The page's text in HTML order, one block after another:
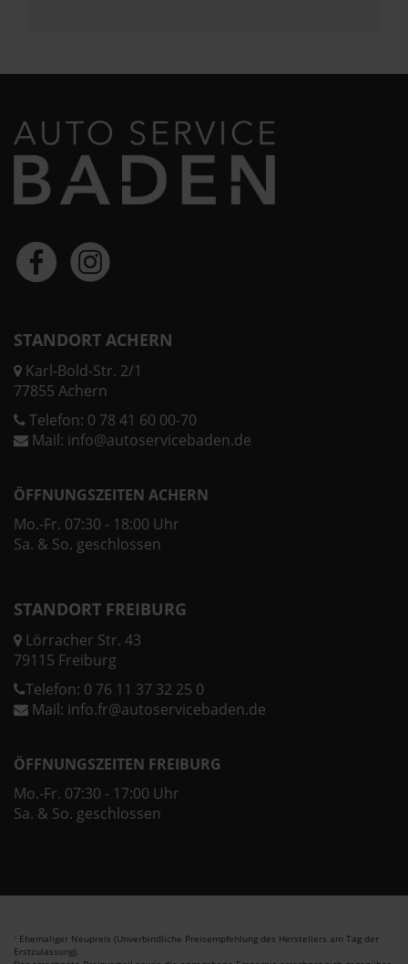
STANDORT ACHERN
Karl-Bold-Str. 2/1
77855 Achern
Telefon: 0 78 41 60 00-70
Mail: info@autoservicebaden.de
ÖFFNUNGSZEITEN ACHERN
Mo.-Fr. 07:30 - 18:00 Uhr
Sa. & So. geschlossen
STANDORT FREIBURG
Lörracher Str. 43
79115 Freiburg
Telefon: 0 76 11 37 32 25 0
Mail: info.fr@autoservicebaden.de
ÖFFNUNGSZEITEN FREIBURG
Mo.-Fr. 07:30 - 17:00 Uhr
Sa. & So. geschlossen
1 Ehemaliger Neupreis (Unverbindliche Preisempfehlung des Herstellers am Tag der
Erstzulassung).